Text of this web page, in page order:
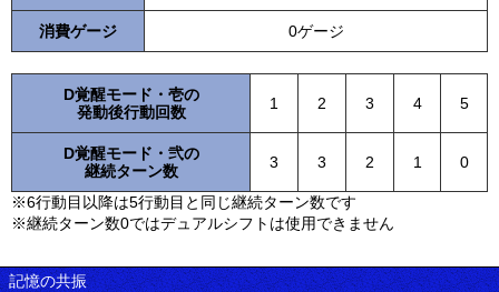
消費ゲージ 0ゲージ
D覚醒モード・壱の
発動後行動回数
1 2 3 4 5
D覚醒モード・弐の
継続ターン数
3 3 2 1 0
※6行動目以降は5行動目と同じ継続ターン数です
※継続ターン数0ではデュアルシフトは使用できません
記憶の共振